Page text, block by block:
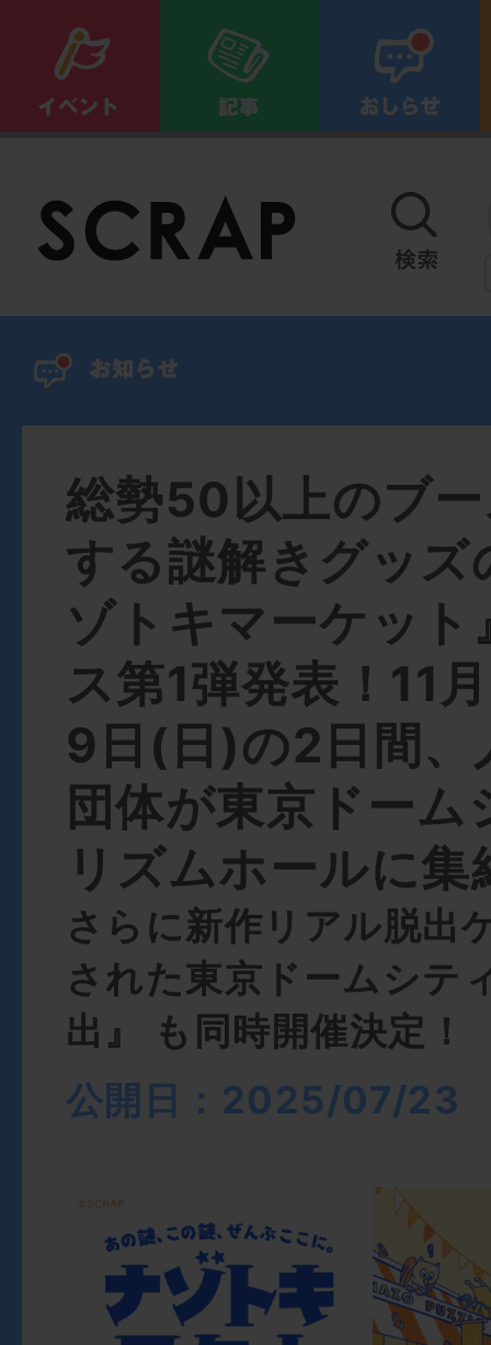
総勢50以上のブ
する謎解きグッズ
ゾトキマーケット
ス第1弾発表！11
9日(日)の2日間、
団体が東京ドーム
リズムホールに集
さらに新作リアル脱出
された東京ドームシテ
出』 も同時開催決定！
公開日：2025/07/23